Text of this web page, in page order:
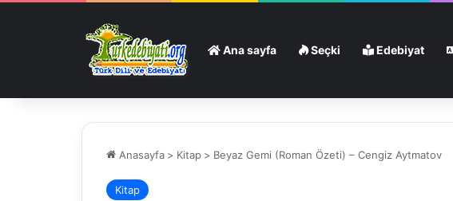
Ana sayfa Seçki Edebiyat
Anasayfa > Kitap > Beyaz Gemi (Roman Özeti) – Cengiz Aytmatov
Kitap